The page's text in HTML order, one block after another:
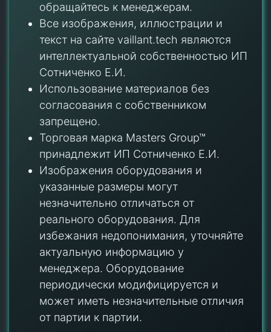
обращайтесь к менеджерам.
Все изображения, иллюстрации и
текст на сайте vaillant.tech являются
интеллектуальной собственностью ИП
Сотниченко Е.И.
Использование материалов без
согласования с собственником
запрещено.
Торговая марка Masters Group™
принадлежит ИП Сотниченко Е.И.
Изображения оборудования и
указанные размеры могут
незначительно отличаться от
реального оборудования. Для
избежания недопонимания, уточняйте
актуальную информацию у
менеджера. Оборудование
периодически модифицируется и
может иметь незначительные отличия
от партии к партии.